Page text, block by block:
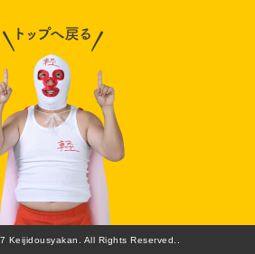
Keijidousyakan. All Rights Reserved..